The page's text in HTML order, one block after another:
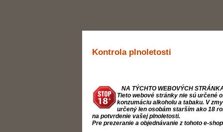
Kontrola plnoletosti
NA TÝCHTO WEBOVÝCH
Tieto webové stránky nie sú určené
konzumáciu alkoholu a tabaku. V
určený len osobám starším ako 18
na potvrdenie vašej plnoletosti.
Pre prezeranie a objednávanie z tohoto e-